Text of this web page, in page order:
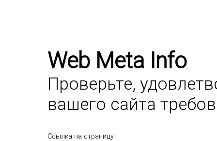
Web Meta Info
Проверьте,
вашего сайта
Ссылка на страницу